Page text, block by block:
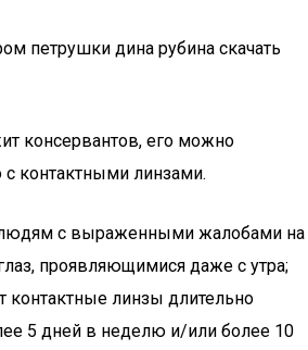
петрушки дина рубина скачать
консервантов, его можно
контактными линзами.
с выраженными жалобами на
проявляющимися даже с утра;
контактные линзы длительно
5 дней в неделю и/или более 10